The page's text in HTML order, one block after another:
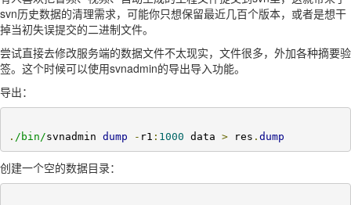
svn历史数据的清理需求，可能你只想保留最近几百个版本，或者是想干
掉当初失误提交的二进制文件。
尝试直接去修改服务端的数据文件不太现实，文件很多，外加各种摘要验
签。这个时候可以使用svnadmin的导出导入功能。
导出：
. /bin/svnadmin dump - r1 : 1000 data > res . dump
创建一个空的数据目录：